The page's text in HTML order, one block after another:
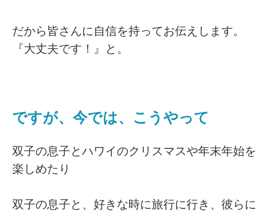
だから皆さんに自信を持ってお伝えします。
『大丈夫です！』と。
ですが、今では、こうやって
双子の息子とハワイのクリスマスや年末年始を
楽しめたり
双子の息子と、好きな時に旅行に行き、彼らに